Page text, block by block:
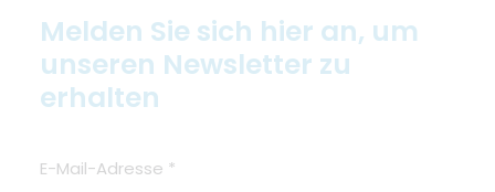
Melden Sie sich hier an, um
unseren Newsletter zu
erhalten
E-Mail-Adresse *